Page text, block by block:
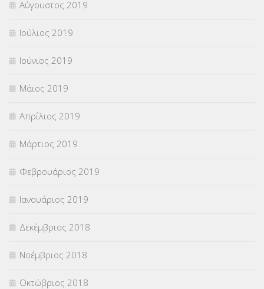
Αύγουστος 2019
Ιούλιος 2019
Ιούνιος 2019
Μάιος 2019
Απρίλιος 2019
Μάρτιος 2019
Φεβρουάριος 2019
Ιανουάριος 2019
Δεκέμβριος 2018
Νοέμβριος 2018
Οκτώβριος 2018